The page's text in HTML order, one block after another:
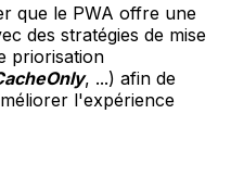
que le PWA offre une
des stratégies de mise
priorisation
, ...) afin de
l'expérience